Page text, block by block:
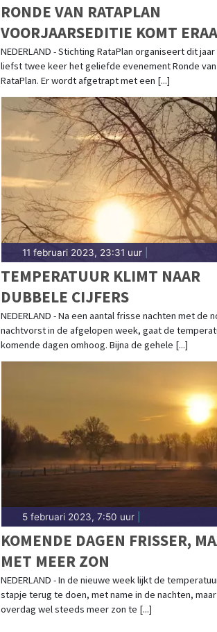
RONDE VAN RATAPLAN
VOORJAARSEDITIE KOMT
NEDERLAND - Stichting RataPlan organiseert dit
liefst twee keer het geliefde evenement Ronde van
RataPlan. Er wordt afgetrapt met een [...]
11 februari 2023, 23:31 uur|
TEMPERATUUR KLIMT NAAR
DUBBELE CIJFERS
NEDERLAND - Na een aantal frisse nachten met de
nachtvorst in de afgelopen week, gaat de
komende dagen omhoog. Bijna de gehele [...]
5 februari 2023, 7:50 uur|
KOMENDE DAGEN FRISSER,
MET MEER ZON
NEDERLAND - In de nieuwe week lijkt de
stapje terug te doen, met name in de nachten,
overdag wel steeds meer zon te [...]